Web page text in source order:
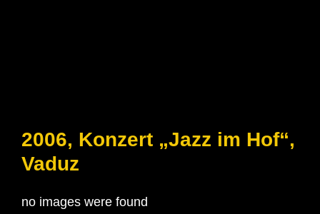
2006, Konzert „Jazz im Hof“,
Vaduz
no images were found